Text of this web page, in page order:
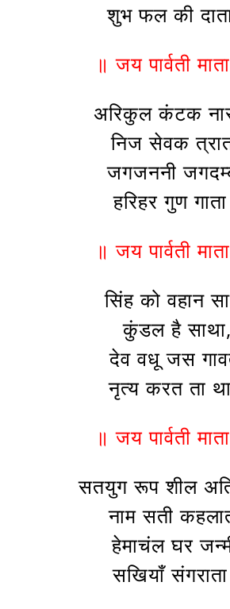
शुभ फल की
॥ जय पार्वती
अरिकुल कंटक
निज सेवक
जगजननी
हरिहर गुण
॥ जय पार्वती
सिंह को वहान
कुंडल है साथा,
देव वधू जस
नृत्य करत ता
॥ जय पार्वती
सतयुग रूप शील
नाम सती
हेमाचंल घर
सखियाँ